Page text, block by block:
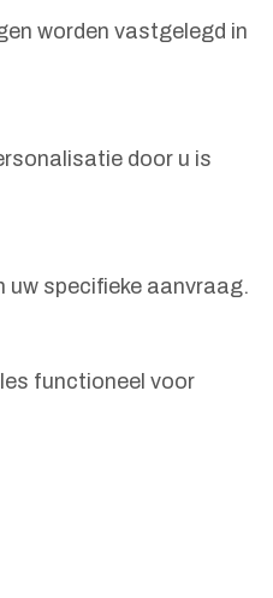
worden vastgelegd in
door u is
specifieke aanvraag.
functioneel voor